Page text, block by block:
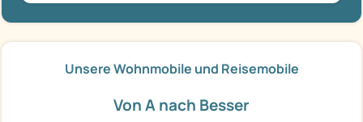
Unsere Wohnmobile und Reisemobile
Von A nach Besser